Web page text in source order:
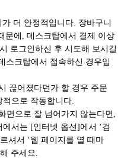
더 안정적입니다. 장바구니
문에, 데스크탑에서 결제 이상
로그인하신 후 시도해 보시길
스크탑에서 접속하신 경우입
끊어졌다던가 할 경우 주문
으로 작동합니다.
면으로 잘 넘어가지 않는다면,
서는 [인터넷 옵션]에서 ‘검
셔서 ‘웹 페이지를 열 때마
주세요.